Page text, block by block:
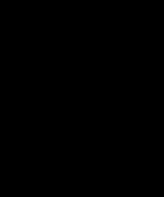
заводы и
по
ей не
прихотям